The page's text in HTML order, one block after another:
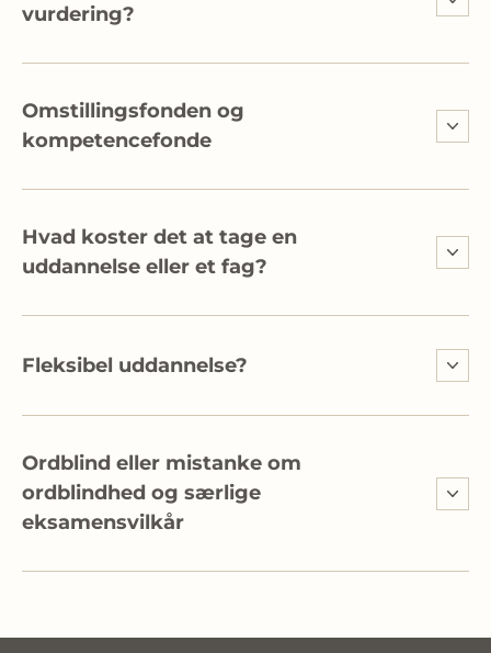
vurdering?
Omstillingsfonden og
kompetencefonde
Hvad koster det at tage en
uddannelse eller et fag?
Fleksibel uddannelse?
Ordblind eller mistanke om
ordblindhed og særlige
eksamensvilkår